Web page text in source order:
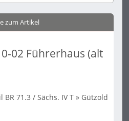
zum Artikel
02 Führerhaus (alt
71.3 / Sächs. IV T » Gützold